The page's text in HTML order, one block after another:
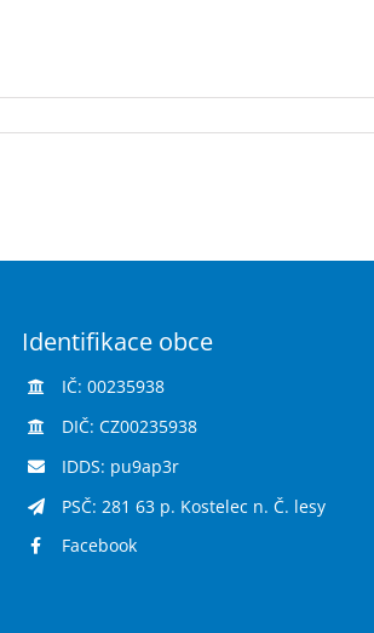
Identifikace obce
IČ: 00235938
DIČ: CZ00235938
IDDS: pu9ap3r
PSČ: 281 63 p. Kostelec n. Č. lesy
Facebook